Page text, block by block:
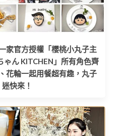
家官方授權「櫻桃小丸子主
ゃん KITCHEN」所有角色齊
花輪一起用餐超有趣，丸子
迷快來！